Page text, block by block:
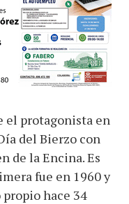
el protagonista en
del Bierzo con
de la Encina. Es
fue en 1960 y
hace 34